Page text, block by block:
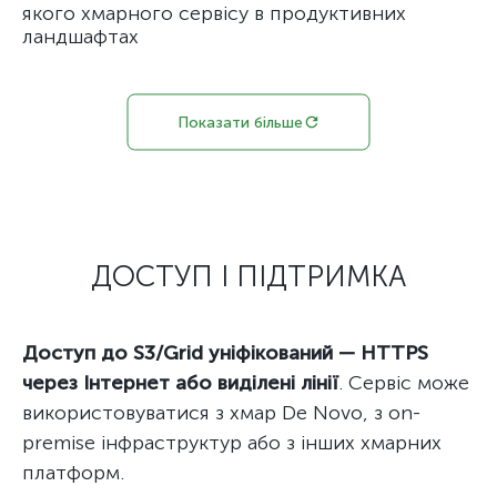
якого хмарного сервісу в продуктивних
ландшафтах
Показати більше
ДОСТУП І ПІДТРИМКА
Доступ до S3/Grid уніфікований — HTTPS
через Інтернет або виділені лінії. Сервіс може
використовуватися з хмар De Novo, з on-
premise інфраструктур або з інших хмарних
платформ.